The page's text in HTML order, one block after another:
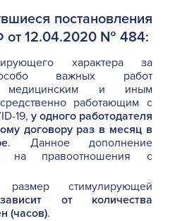
постановления
от 12.04.2020 № 484:
характера за
важных работ
медицинским и иным
работающим с
19, у одного работодателя
договору раз в месяц в
. Данное дополнение
на правоотношения с
стимулирующей
от количества
(часов).